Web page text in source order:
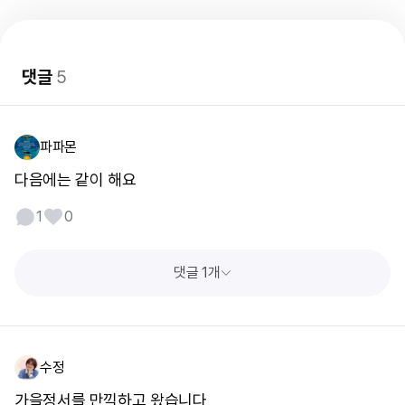
댓글5
파파몬
다음에는 같이 해요
1 0
댓글 1개
수정
가을정서를 만끽하고 왔습니다